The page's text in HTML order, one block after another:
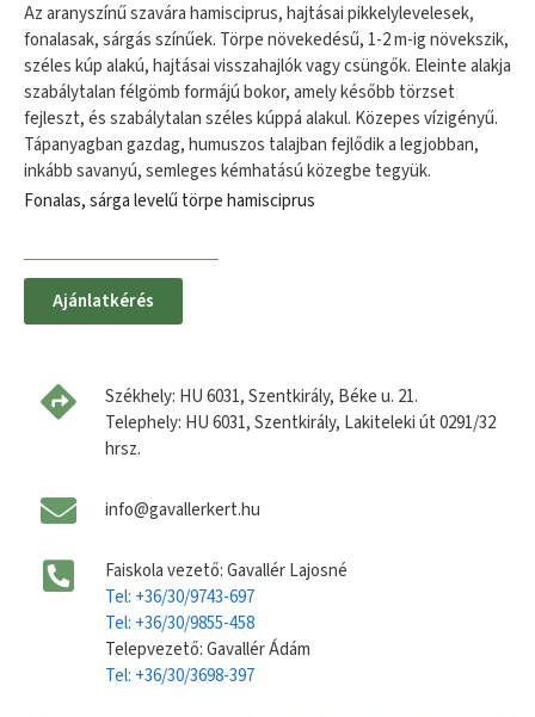
Az aranyszínű szavára hamisciprus, hajtásai pikkelylevelesek,
fonalasak, sárgás színűek. Törpe növekedésű, 1-2 m-ig növekszik,
széles kúp alakú, hajtásai visszahajlók vagy csüngők. Eleinte alakja
szabálytalan félgömb formájú bokor, amely később törzset
fejleszt, és szabálytalan széles kúppá alakul. Közepes vízigényű.
Tápanyagban gazdag, humuszos talajban fejlődik a legjobban,
inkább savanyú, semleges kémhatású közegbe tegyük.
Fonalas, sárga levelű törpe hamisciprus
Ajánlatkérés
Székhely: HU 6031, Szentkirály, Béke u. 21.
Telephely: HU 6031, Szentkirály, Lakiteleki út 0291/32
hrsz.
info@gavallerkert.hu
Faiskola vezető: Gavallér Lajosné
Tel: +36/30/9743-697
Tel: +36/30/9855-458
Telepvezető: Gavallér Ádám
Tel: +36/30/3698-397